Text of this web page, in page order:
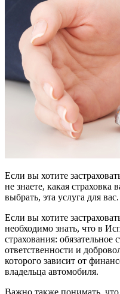
Если вы хотите
не знаете, какая
выбрать, эта услуга для вас.
Если вы хотите
необходимо знать, что в
страхования: обязательное
ответственности и
которого зависит от
владельца автомобиля.
Важно также понимать,